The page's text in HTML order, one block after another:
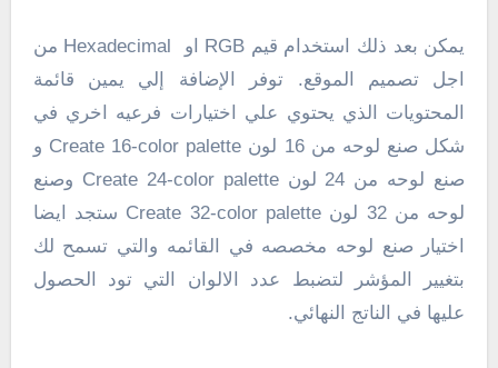
يمكن بعد ذلك استخدام قيم RGB او Hexadecimal من
اجل تصميم الموقع. توفر الإضافة إلي يمين قائمة
المحتويات الذي يحتوي علي اختيارات فرعيه اخري في
شكل صنع لوحه من 16 لون Create 16-color palette و
صنع لوحه من 24 لون Create 24-color palette وصنع
لوحه من 32 لون Create 32-color palette ستجد ايضا
اختيار صنع لوحه مخصصه في القائمه والتي تسمح لك
بتغيير المؤشر لتضبط عدد الالوان التي تود الحصول
عليها في الناتج النهائي.